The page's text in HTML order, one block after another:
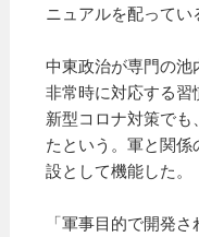
ニュアルを配ってい
中東政治が専門の
非常時に対応する
新型コロナ対策で
たという。軍と関
設として機能した。
「軍事目的で開発